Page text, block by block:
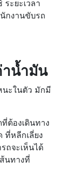
ะยะเวลา
กงานขับรถ
าน้ำมัน
นะในตัว มักมี
ต้องเดินทาง
ที่หลีกเลี่ยง
ถจะเห็นได้
นทางที่